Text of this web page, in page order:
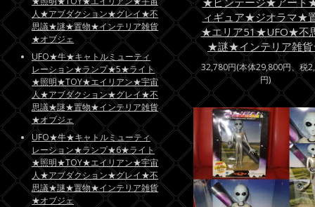
ィギュア★ジオラマ★
★エリア51★UFO★不
★謎★インテリア雑
32,780円(本体29,800円、税
円)
人★アブダクション★グレイ★不
思議★謎★置物★インテリア雑貨
★オブジェ
UFO★牛★キャトルミューティ
レーション★ランプ★5★ライト
★照明★TOY★エイリアン★宇宙
人★アブダクション★グレイ★不
思議★謎★置物★インテリア雑貨
★オブジェ
UFO★牛★キャトルミューティ
レーション★ランプ★6★ライト
★照明★TOY★エイリアン★宇宙
人★アブダクション★グレイ★不
思議★謎★置物★インテリア雑貨
★オブジェ